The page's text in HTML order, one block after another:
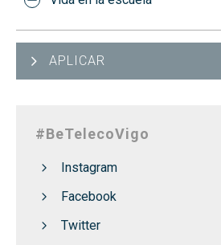
APLICAR
#BeTelecoVigo
Instagram
Facebook
Twitter